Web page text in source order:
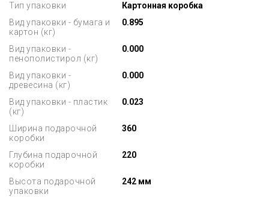
Тип упаковки
Картонная коробка
Вид упаковки - бумага и
картон (кг)
0.895
Вид упаковки -
пенополистирол (кг)
0.000
Вид упаковки -
древесина (кг)
0.000
Вид упаковки - пластик
(кг)
0.023
Ширина подарочной
коробки
360
Глубина подарочной
коробки
220
Высота подарочной
упаковки
242 мм